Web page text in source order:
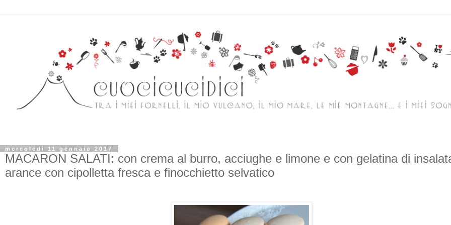
mercoledì 11 gennaio 2017
MACARON SALATI: con crema al burro, acciughe e limone e con gelatina di
arance con cipolletta fresca e finocchietto selvatico